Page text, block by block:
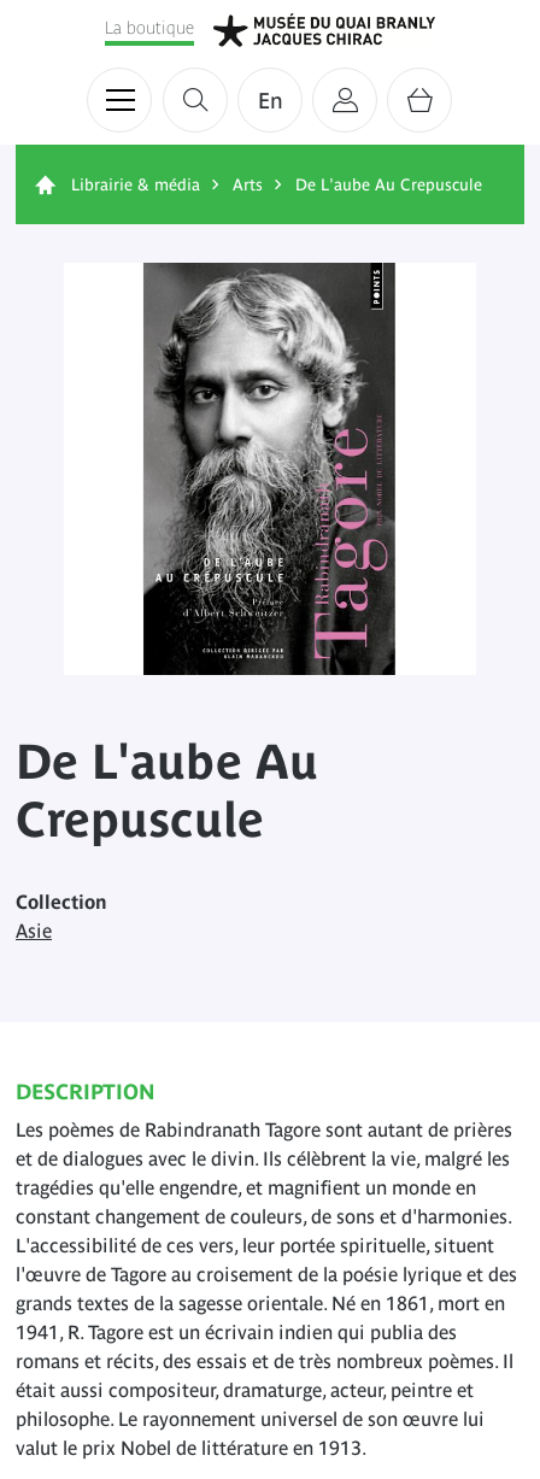
En
La boutique
Librairie & média Arts De L'aube Au Crepuscule
De L'aube Au
Crepuscule
Collection
Asie
DESCRIPTION
Les poèmes de Rabindranath Tagore sont autant de prières
et de dialogues avec le divin. Ils célèbrent la vie, malgré les
tragédies qu'elle engendre, et magnifient un monde en
constant changement de couleurs, de sons et d'harmonies.
L'accessibilité de ces vers, leur portée spirituelle, situent
l'œuvre de Tagore au croisement de la poésie lyrique et des
grands textes de la sagesse orientale. Né en 1861, mort en
1941, R. Tagore est un écrivain indien qui publia des
romans et récits, des essais et de très nombreux poèmes. Il
était aussi compositeur, dramaturge, acteur, peintre et
philosophe. Le rayonnement universel de son œuvre lui
valut le prix Nobel de littérature en 1913.